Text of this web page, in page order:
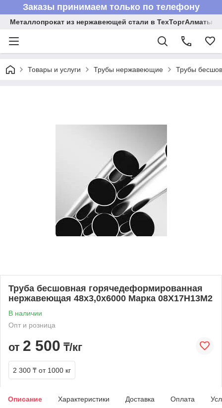
Заказы принимаем только по телефону
Металлопрокат из нержавеющей стали в ТехТоргАлматы
Товары и услуги Трубы нержавеющие Трубы
Труба бесшовная горячедеформированная
нержавеющая 48х3,0х6000 Марка 08Х17Н13М2
В наличии
Опт и розница
от 2 500 ₸/кг
2 300 ₸ от 1000 кг
Описание Характеристики Доставка Оплата